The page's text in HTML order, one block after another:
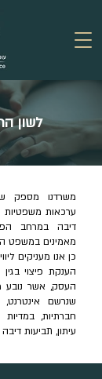
לשון
משרדנו מספק
ערכאות משפטיות
דיבה במרחב
מאמינים במשפט
כן אנו מעניקים
הענקת פיצוי
העסק, אשר נובע
שנרשם
חברתיות,
עיתון, תביעות דיבה